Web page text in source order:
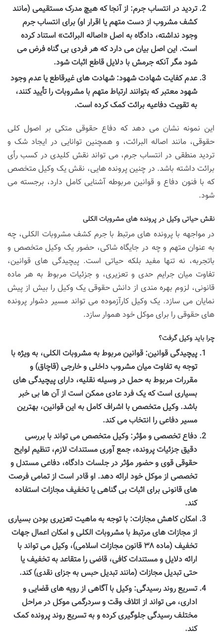
تردید در انتساب جرم: از آنجا که هیچ مدرک مستقیمی (مانند
کشف مشروب از دست متهم یا اقرار او) برای انتساب جرم
وجود نداشته، دادگاه به اصل «اصاله البرائت» استناد کرده
است. این اصل بیان می دارد که هر فردی بی گناه فرض می
شود مگر آنکه جرمش با دلایل قاطع اثبات شود.
عدم کفایت شهادت شهود: شهادت های غیرقاطع یا عدم وجود
شهود معتبر که بتوانند ارتباط متهم با مشروبات را تأیید کنند،
به تقویت دفاعیه برائت کمک کرده است.
این نمونه نشان می دهد که دفاع حقوقی متکی بر اصول کلی
حقوقی، مانند اصاله البرائت، و همچنین توانایی در ایجاد شک و
تردید منطقی در انتساب جرم، می تواند نقش کلیدی در کسب رأی
برائت داشته باشد. در چنین پرونده هایی، نقش یک وکیل متخصص
که با فنون دفاع و قوانین مربوطه آشنایی کامل دارد، برجسته می
شود.
نقش حیاتی وکیل در پرونده های مشروبات الکلی
در مواجهه با پرونده های مرتبط با جرم کشف مشروبات الکلی، چه
به عنوان متهم و چه در جایگاه شاکی، حضور یک وکیل متخصص و
باتجربه، نه تنها مفید بلکه حیاتی است. پیچیدگی های قوانین،
تفاوت میان جرایم حدی و تعزیری، و جزئیات مربوط به هر ماده
قانونی، لزوم بهره مندی از دانش حقوقی یک وکیل را بیش از پیش
نمایان می سازد. یک وکیل کارآزموده می تواند مسیر دشوار پرونده
های حقوقی را برای موکل خود هموار سازد.
چرا باید وکیل گرفت؟
پیچیدگی قوانین: قوانین مربوط به مشروبات الکلی، به ویژه با
توجه به تفاوت میان مشروب داخلی و خارجی (قاچاق) و
مقررات مربوط به حمل در وسیله نقلیه، دارای پیچیدگی های
بسیاری است که یک فرد عادی ممکن است از آن ها بی خبر
باشد. وکیل متخصص با اشراف کامل به این قوانین، بهترین
مسیر دفاعی را انتخاب می کند.
دفاع تخصصی و مؤثر: وکیل متخصص می تواند با بررسی
دقیق جزئیات پرونده، جمع آوری مستندات لازم، تنظیم لوایح
حقوقی قوی و حضور مؤثر در جلسات دادگاه، دفاعی مستدل و
تخصصی از موکل خود ارائه دهد. او قادر است از تمامی فرصت
های قانونی برای اثبات بی گناهی یا تخفیف مجازات استفاده
کند.
امکان کاهش مجازات: با توجه به ماهیت تعزیری بودن بسیاری
از مجازات های مرتبط با مشروبات الکلی و امکان اعمال جهات
تخفیف (ماده ۳۸ قانون مجازات اسلامی)، وکیل می تواند با
ارائه دلایل و مستندات کافی، قاضی را متقاعد به تخفیف یا
حتی تبدیل مجازات (مانند تبدیل حبس به جزای نقدی) کند.
تسریع روند رسیدگی: وکیل با آگاهی از رویه های قضایی و
اداری، می تواند از اتلاف وقت و سردرگمی موکل در مراحل
مختلف رسیدگی جلوگیری کرده و به تسریع روند پرونده کمک
کند.